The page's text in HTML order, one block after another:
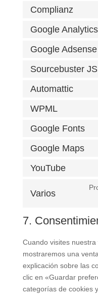
Complianz
Google Analytics
Google Adsense
Sourcebuster JS
Automattic
WPML
Google Fonts
Google Maps
YouTube
Varios
7.
Cuando visites
mostraremos una
explicación sobre las
clic en «Guardar
categorías de cookies